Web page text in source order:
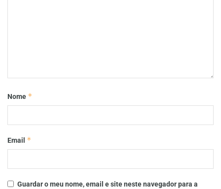
Nome *
Email *
Guardar o meu nome, email e site neste navegador para a